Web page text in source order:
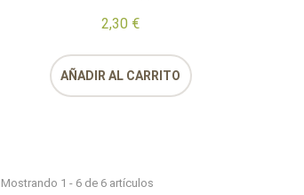
Compra verificada
2,30 €
AÑADIR AL CARRITO
Mostrando 1 - 6 de 6 artículos